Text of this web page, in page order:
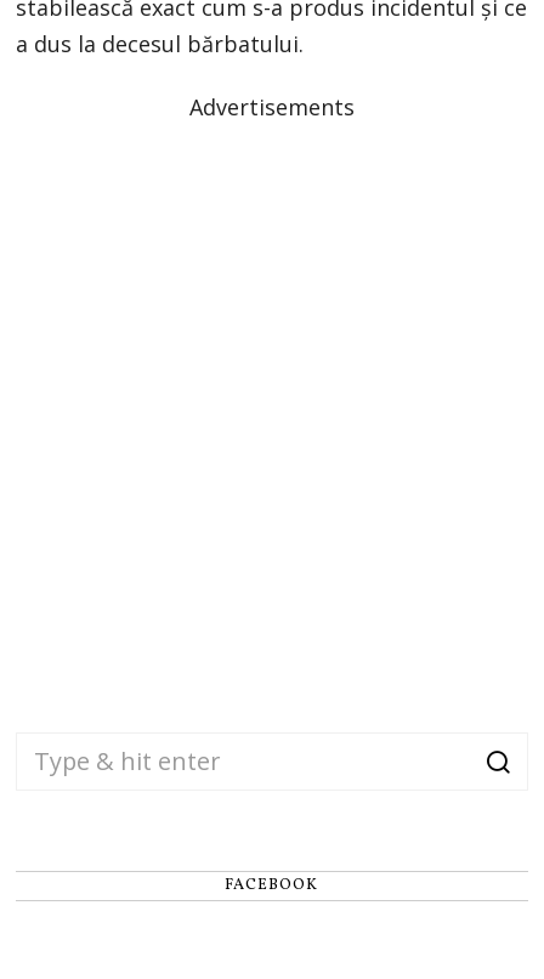
stabilească exact cum s-a produs incidentul și ce
a dus la decesul bărbatului.
Advertisements
FACEBOOK